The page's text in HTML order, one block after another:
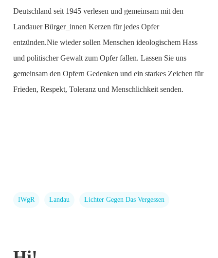
Deutschland seit 1945 verlesen und gemeinsam mit den
Landauer Bürger_innen Kerzen für jedes Opfer
entzünden.Nie wieder sollen Menschen ideologischem Hass
und politischer Gewalt zum Opfer fallen. Lassen Sie uns
gemeinsam den Opfern Gedenken und ein starkes Zeichen für
Frieden, Respekt, Toleranz und Menschlichkeit senden.
IWgR Landau Lichter Gegen Das Vergessen